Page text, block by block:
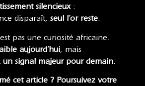
silencieux:
disparaît, seul l’or reste.
pas une curiosité africaine.
aujourd’hui, mais
un signal majeur pour demain.
cet article ? Poursuivez votre